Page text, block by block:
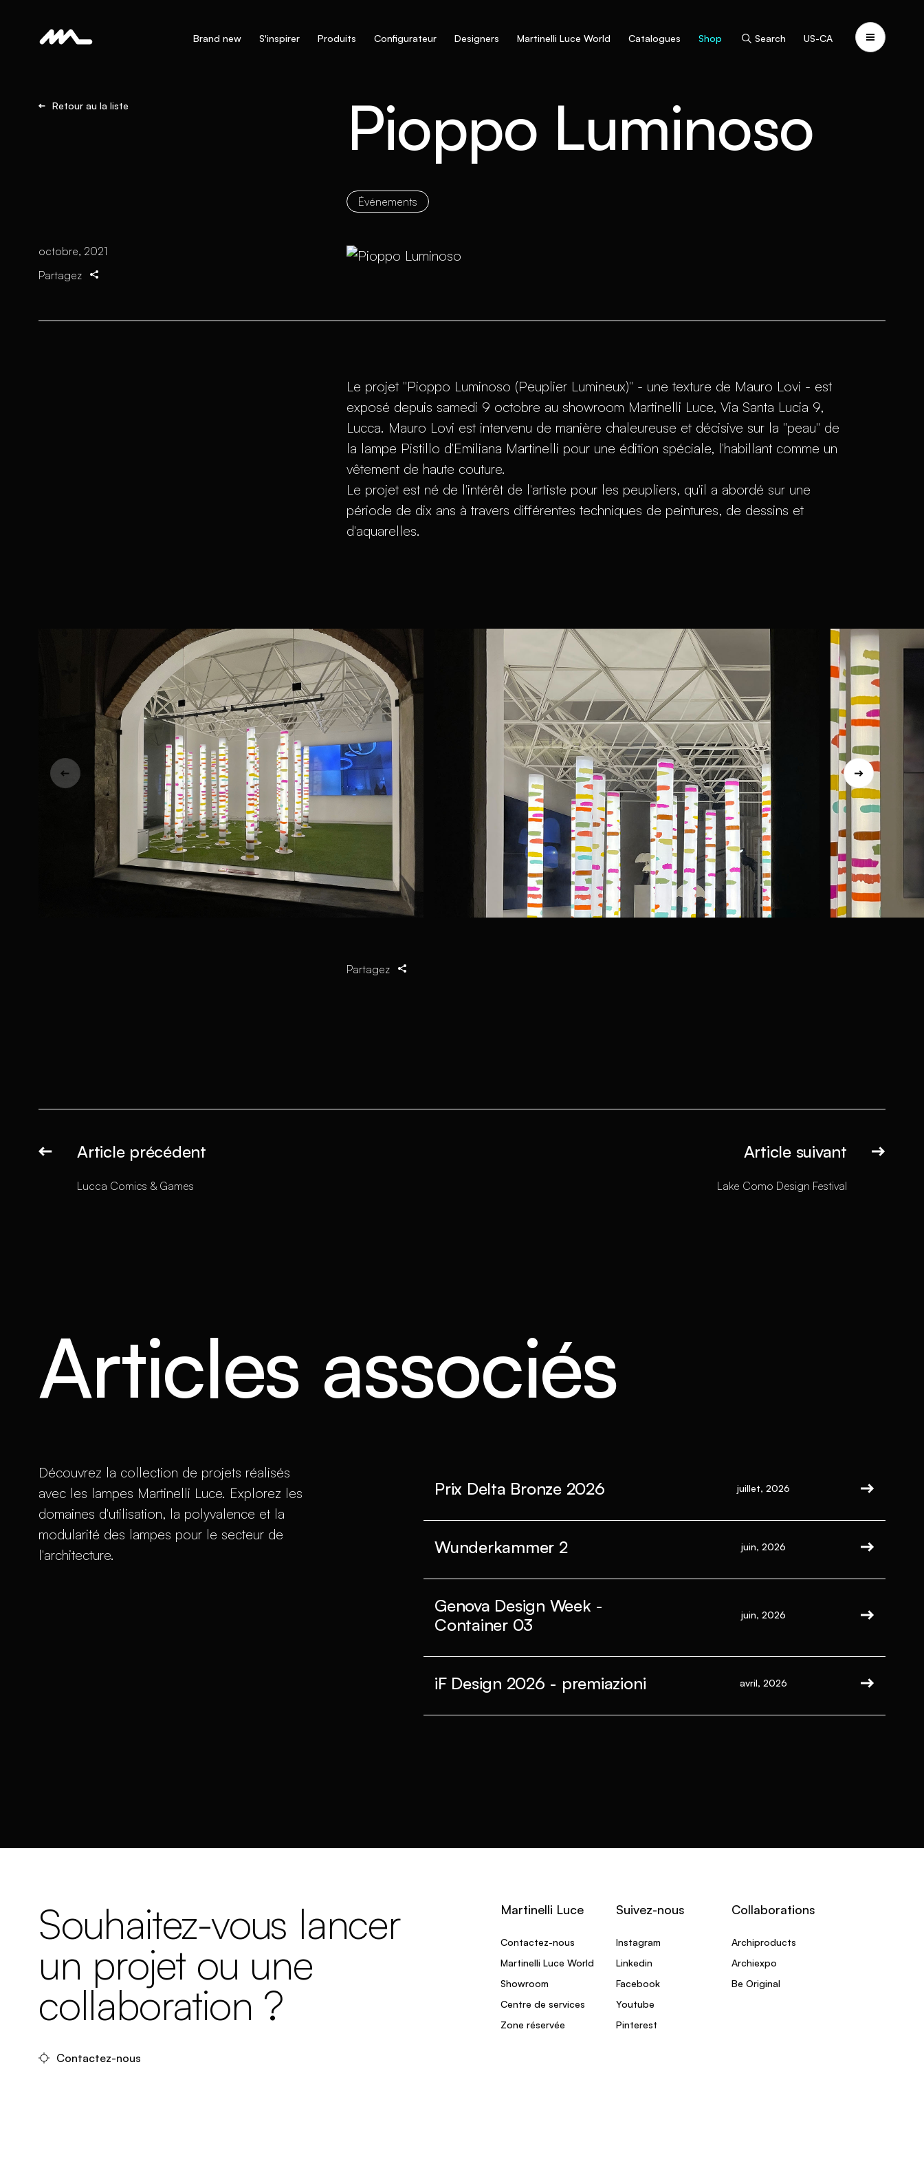
Brand new S'inspirer Produits Configurateur Designers Martinelli Luce World Catalogues Shop Search US-CA
Retour au la liste Pioppo Luminoso
Événements
octobre, 2021
Partagez
Le projet "Pioppo Luminoso (Peuplier Lumineux)" - une texture de Mauro Lovi - est
exposé depuis samedi 9 octobre au showroom Martinelli Luce, Via Santa Lucia 9,
Lucca. Mauro Lovi est intervenu de manière chaleureuse et décisive sur la "peau" de
la lampe Pistillo d'Emiliana Martinelli pour une édition spéciale, l'habillant comme un
vêtement de haute couture.
Le projet est né de l'intérêt de l'artiste pour les peupliers, qu'il a abordé sur une
période de dix ans à travers différentes techniques de peintures, de dessins et
d'aquarelles.
Partagez
Article précédent
Lucca Comics & Games
Article suivant
Lake Como Design Festival
Articles associés
Découvrez la collection de projets réalisés
avec les lampes Martinelli Luce. Explorez les
domaines d'utilisation, la polyvalence et la
modularité des lampes pour le secteur de
l'architecture.
Prix Delta Bronze 2026 juillet, 2026
Wunderkammer 2 juin, 2026
Genova Design Week -
Container 03
juin, 2026
iF Design 2026 - premiazioni avril, 2026
Souhaitez-vous lancer
un projet ou une
collaboration ?
Contactez-nous
Martinelli Luce
Contactez-nous
Martinelli Luce World
Showroom
Centre de services
Zone réservée
Suivez-nous
Instagram
Linkedin
Facebook
Youtube
Pinterest
Collaborations
Archiproducts
Archiexpo
Be Original